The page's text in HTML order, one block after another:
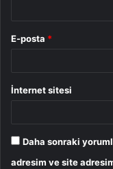
E-posta *
İnternet sitesi
Daha sonraki
adresim ve site